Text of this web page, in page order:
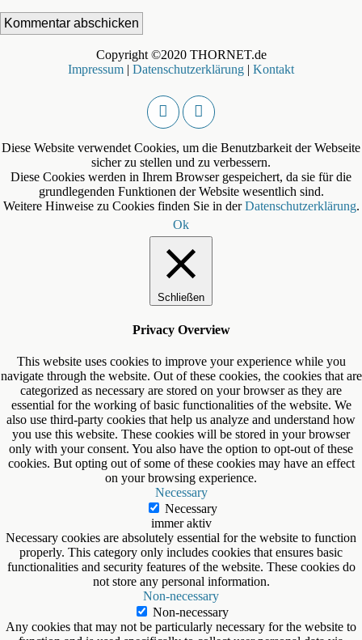
Copyright ©2020 THORNET.de
Impressum | Datenschutzerklärung | Kontakt
Diese Website verwendet Cookies, um die Benutzbarkeit der Webseite
sicher zu stellen und zu verbessern.
Diese Cookies werden in Ihrem Browser gespeichert, da sie für die
grundlegenden Funktionen der Website wesentlich sind.
Weitere Hinweise zu Cookies finden Sie in derDatenschutzerklärung.
Ok
Schließen
Privacy Overview
This website uses cookies to improve your experience while you
navigate through the website. Out of these cookies, the cookies that are
categorized as necessary are stored on your browser as they are
essential for the working of basic functionalities of the website. We
also use third-party cookies that help us analyze and understand how
you use this website. These cookies will be stored in your browser
only with your consent. You also have the option to opt-out of these
cookies. But opting out of some of these cookies may have an effect
on your browsing experience.
Necessary
Necessary
immer aktiv
Necessary cookies are absolutely essential for the website to function
properly. This category only includes cookies that ensures basic
functionalities and security features of the website. These cookies do
not store any personal information.
Non-necessary
Non-necessary
Any cookies that may not be particularly necessary for the website to